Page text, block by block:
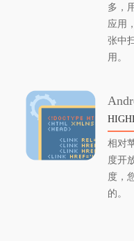
多，
应用
张中
用。
相对
度开
度，
的。